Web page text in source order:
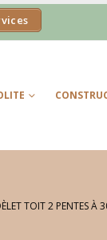
TOIT 2 PENTES À